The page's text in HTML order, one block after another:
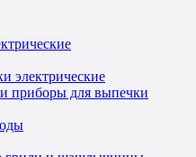
электрические
приборы для выпечки